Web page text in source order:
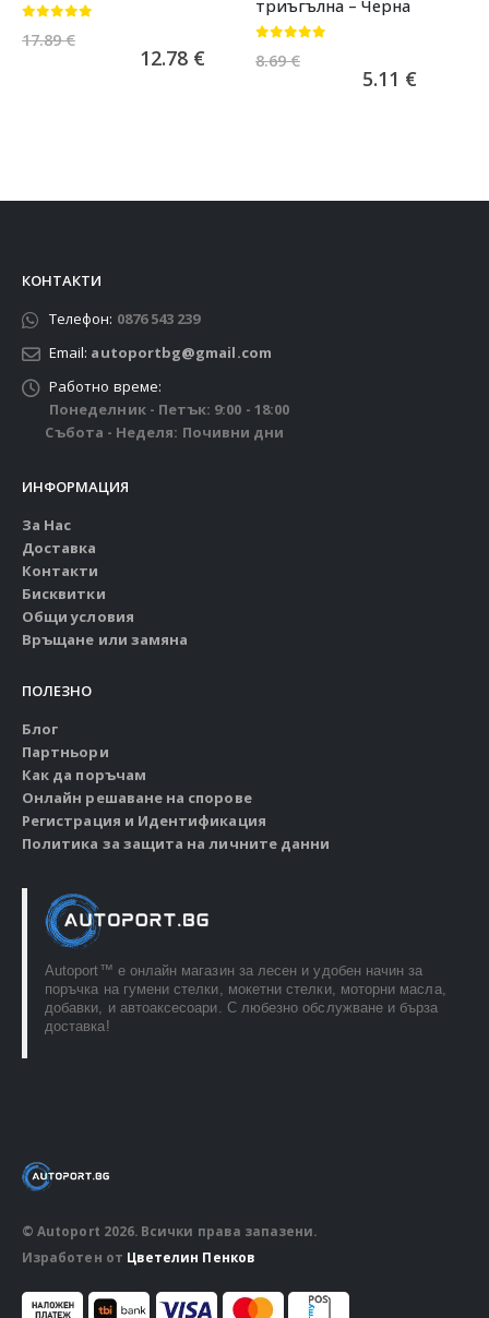
17.89€
12.78 €
триъгълна – Черна
8.69€
5.11 €
КОНТАКТИ
Телефон: 0876 543 239
Email: autoportbg@gmail.com
Работно време:
Понеделник - Петък: 9:00 - 18:00
Събота - Неделя: Почивни дни
ИНФОРМАЦИЯ
За Нас
Доставка
Контакти
Бисквитки
Общи условия
Връщане или замяна
ПОЛЕЗНО
Блог
Партньори
Как да поръчам
Онлайн решаване на спорове
Регистрация и Идентификация
Политика за защита на личните данни
Autoport™ e онлайн магазин за лесен и удобен начин за
поръчка на гумени стелки, мокетни стелки, моторни масла,
добавки, и автоаксесоари. С любезно обслужване и бърза
доставка!
© Autoport 2026. Всички права запазени.
Изработен от Цветелин Пенков